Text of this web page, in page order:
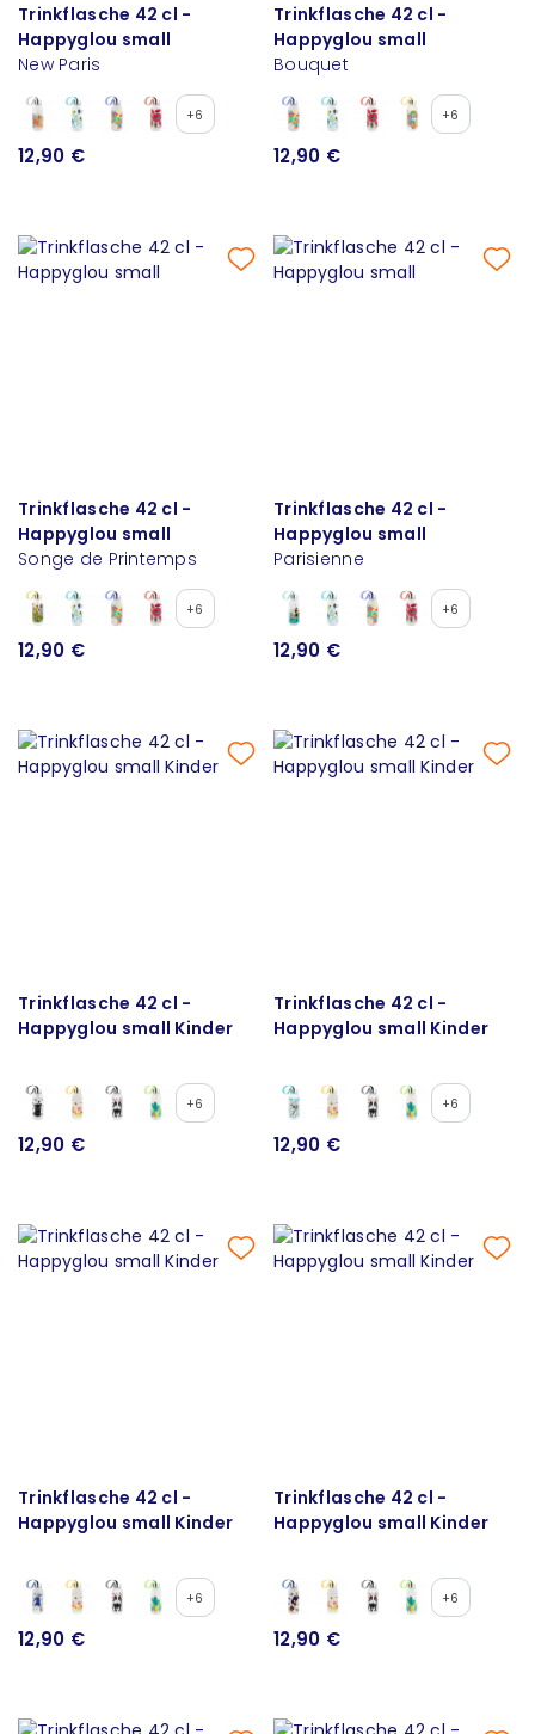
Trinkflasche 42 cl -
Happyglou small
New Paris
+6
12,90 €
Trinkflasche 42 cl -
Happyglou small
Bouquet
+6
12,90 €
Trinkflasche 42 cl -
Happyglou small
Songe de Printemps
+6
12,90 €
Trinkflasche 42 cl -
Happyglou small
Parisienne
+6
12,90 €
Trinkflasche 42 cl -
Happyglou small Kinder
+6
12,90 €
Trinkflasche 42 cl -
Happyglou small Kinder
+6
12,90 €
Trinkflasche 42 cl -
Happyglou small Kinder
+6
12,90 €
Trinkflasche 42 cl -
Happyglou small Kinder
+6
12,90 €